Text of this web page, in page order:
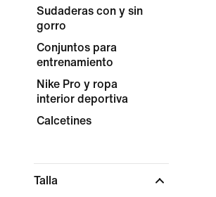
Sudaderas con y sin
gorro
Conjuntos para
entrenamiento
Nike Pro y ropa
interior deportiva
Calcetines
Talla